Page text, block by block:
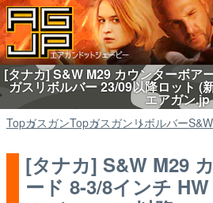
[タナカ] S&W M29 カウンターボア
ガスリボルバー 23/09以降ロット (
エアガン.jp
TopガスガンTopガスガン リボルバーS&W
[タナカ] S&W M29
ード 8-3/8インチ